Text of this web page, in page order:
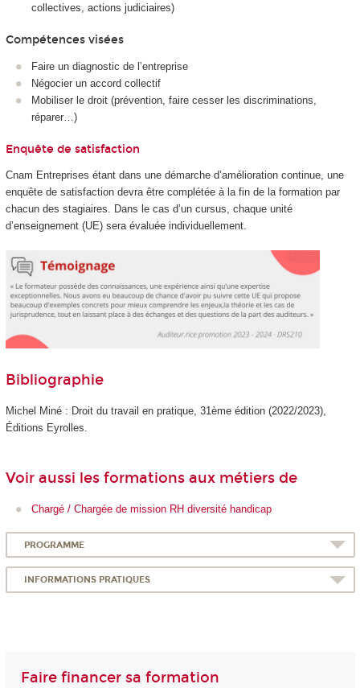
collectives, actions judiciaires)
Compétences visées
Faire un diagnostic de l’entreprise
Négocier un accord collectif
Mobiliser le droit (prévention, faire cesser les discriminations,
réparer…)
Enquête de satisfaction
Cnam Entreprises étant dans une démarche d’amélioration continue, une
enquête de satisfaction devra être complétée à la fin de la formation par
chacun des stagiaires. Dans le cas d’un cursus, chaque unité
d’enseignement (UE) sera évaluée individuellement.
Bibliographie
Michel Miné : Droit du travail en pratique, 31ème édition (2022/2023),
Éditions Eyrolles.
Voir aussi les formations aux métiers de
Chargé / Chargée de mission RH diversité handicap
PROGRAMME
INFORMATIONS PRATIQUES
Faire financer sa formation